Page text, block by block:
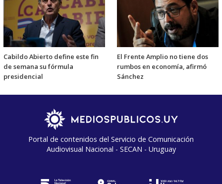
Cabildo Abierto define este fin
de semana su fórmula
presidencial
El Frente Amplio no tiene dos
rumbos en economía, afirmó
Sánchez
Portal de contenidos del Servicio de Comunicación
Audiovisual Nacional - SECAN - Uruguay